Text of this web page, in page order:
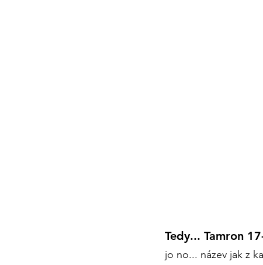
Tedy... Tamron
jo no... název jak z